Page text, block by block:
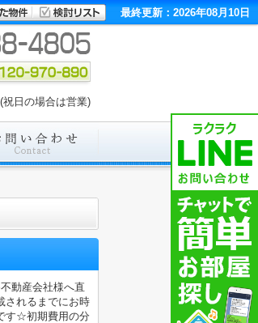
最終更新：2026年08月10日
日の場合は営業)
動産会社様へ直
されるまでにお時
す☆初期費用の分